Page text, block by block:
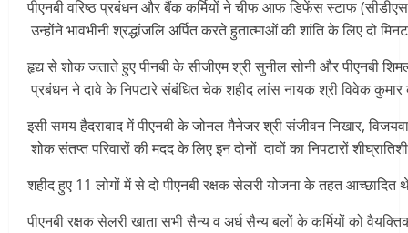
पीएनबी वरिष्ठ प्रबंधन और बैंक कर्मियों ने चीफ आफ डिफेंस स्टाफ
उन्होंने भावभीनी श्रद्धांजलि अर्पित करते हुतात्माओं की शांति के लिए दो
हृद्य से शोक जताते हुए पीनबी के सीजीएम श्री सुनील सोनी और पीएनबी
प्रबंधन ने दावे के निपटारे संबंधित चेक शहीद लांस नायक श्री विवेक कुमार
इसी समय हैदराबाद में पीएनबी के जोनल मैनेजर श्री संजीवन निखार,
शोक संतप्त परिवारों की मदद के लिए इन दोनों दावों का निपटारों
शहीद हुए 11 लोगों में से दो पीएनबी रक्षक सेलरी योजना के तहत
पीएनबी रक्षक सेलरी खाता सभी सैन्य व अर्ध सैन्य बलों के कर्मियों को